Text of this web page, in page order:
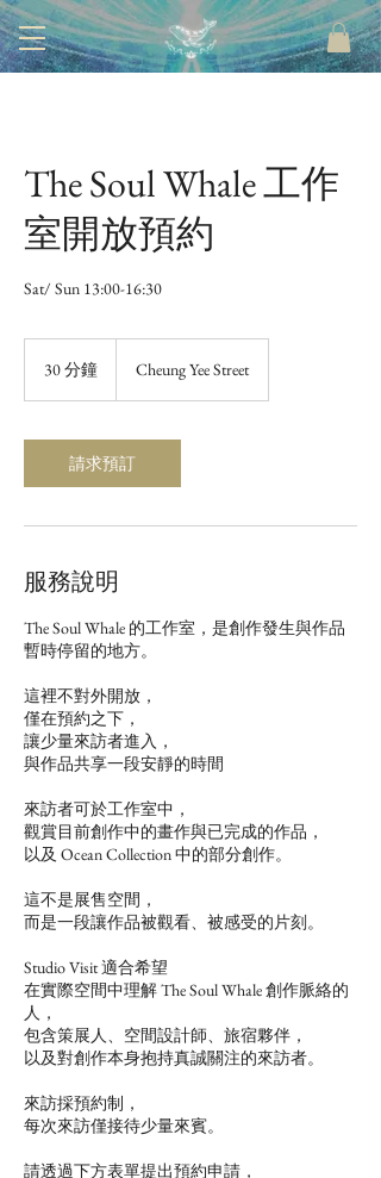
The Soul Whale 工作
室開放預約
Sat/ Sun 13:00-16:30
30 分鐘
鐘
Cheung Yee Street
請求預訂
服務說明
The Soul Whale 的工作室，是創作發生與作品
暫時停留的地方。
這裡不對外開放，
僅在預約之下，
讓少量來訪者進入，
與作品共享一段安靜的時間
來訪者可於工作室中，
觀賞目前創作中的畫作與已完成的作品，
以及 Ocean Collection 中的部分創作。
這不是展售空間，
而是一段讓作品被觀看、被感受的片刻。
Studio Visit 適合希望
在實際空間中理解 The Soul Whale 創作脈絡的
人，
包含策展人、空間設計師、旅宿夥伴，
以及對創作本身抱持真誠關注的來訪者。
來訪採預約制，
每次來訪僅接待少量來賓。
請透過下方表單提出預約申請，